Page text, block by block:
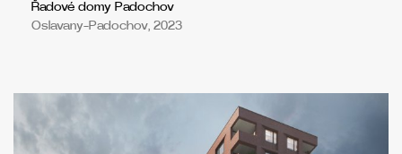
Řadové domy Padochov
Oslavany-Padochov, 2023